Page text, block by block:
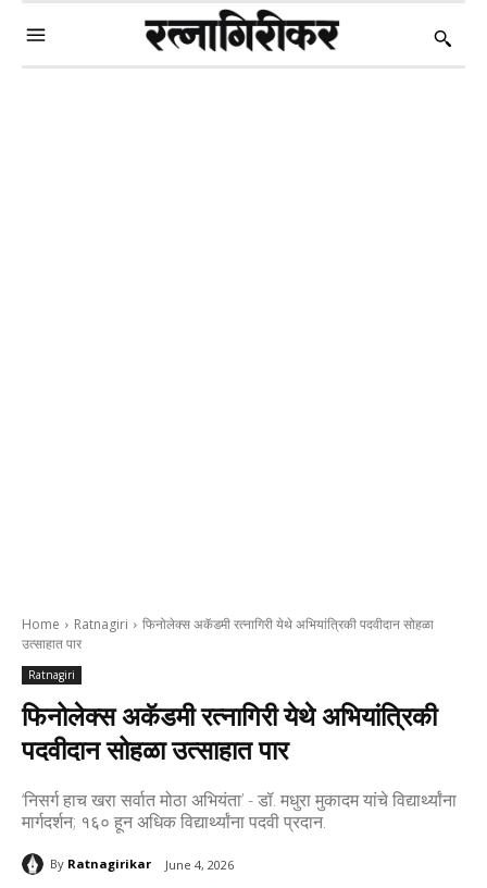
Home Ratnagiri
फिनोलेक्स अकॅडमी रत्नागिरी येथे अभियांत्रिकी पदवीदान सोहळा
उत्साहात पार
Ratnagiri
फिनोलेक्स अकॅडमी रत्नागिरी येथे अभियांत्रिकी
पदवीदान सोहळा उत्साहात पार
‘निसर्ग हाच खरा सर्वात मोठा अभियंता’ - डॉ. मधुरा मुकादम यांचे विद्यार्थ्यांना
मार्गदर्शन; १६० हून अधिक विद्यार्थ्यांना पदवी प्रदान.
By Ratnagirikar June 4, 2026